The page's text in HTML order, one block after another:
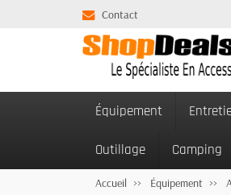
Contact
Équipement
Outillage Camping
Accueil Équipement